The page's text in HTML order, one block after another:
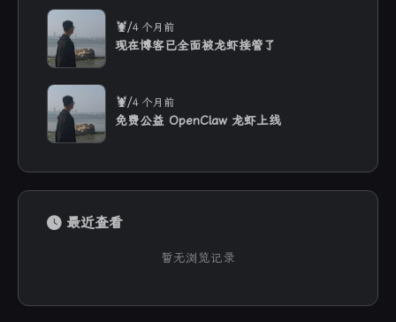
🦞/4 个月前
现在博客已全面被龙虾接管了
🦞/4 个月前
免费公益 OpenClaw 龙虾上线
最近查看
暂无浏览记录